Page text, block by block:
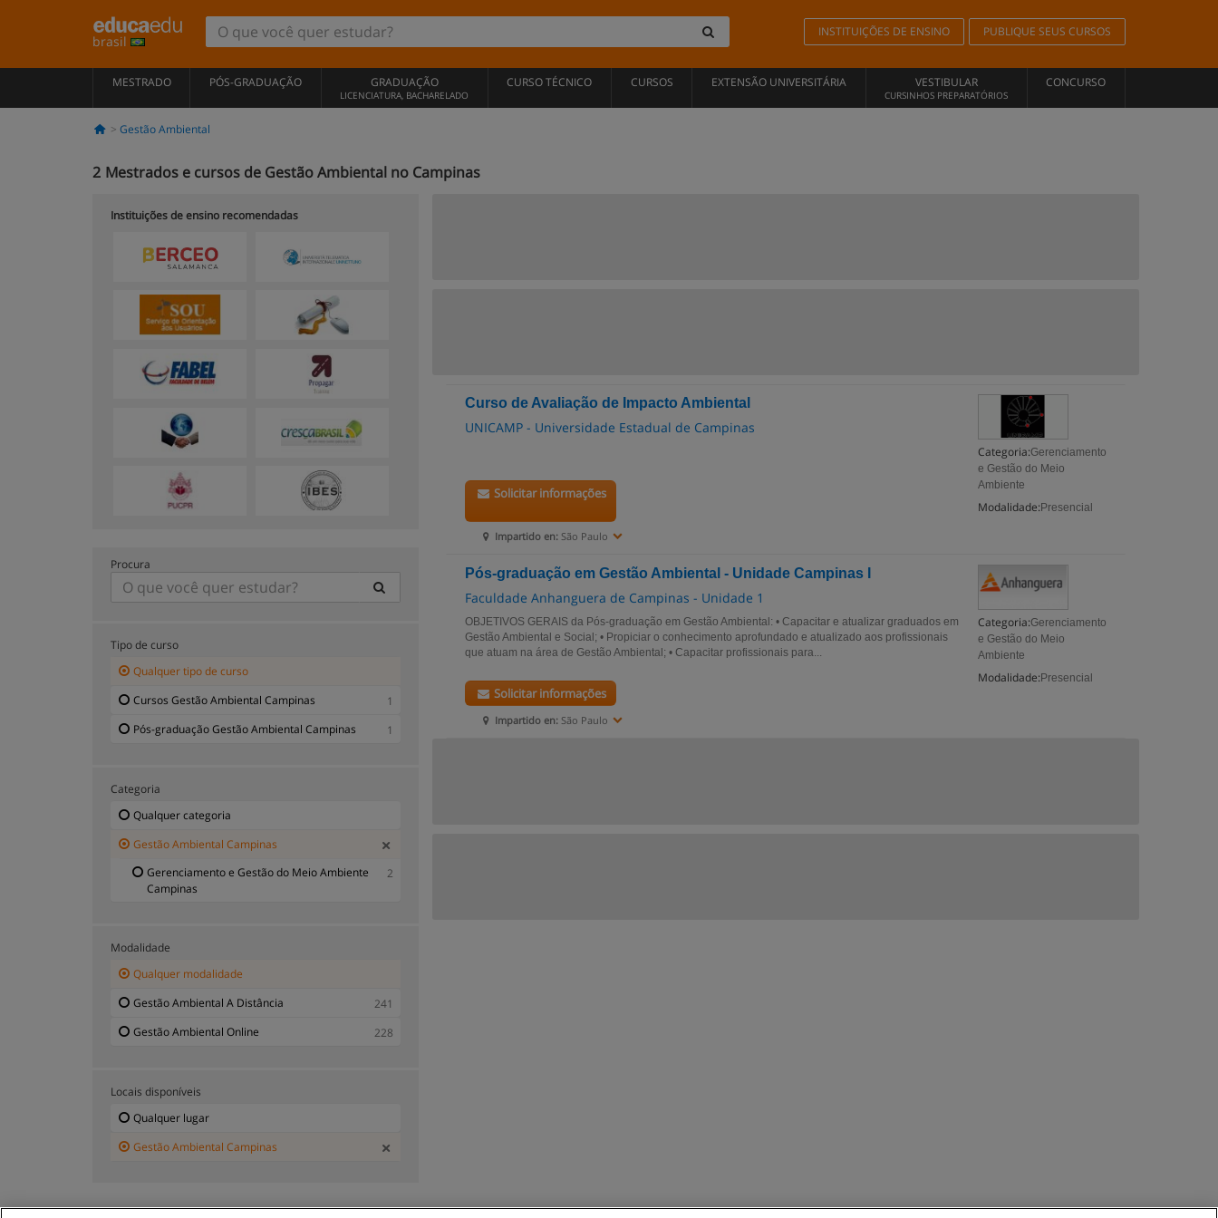
brasil
INSTITUIÇÕES DE ENSINO PUBLIQUE SEUS CURSOS
MESTRADO PÓS-GRADUAÇÃO GRADUAÇÃO
LICENCIATURA, BACHARELADO
CURSO TÉCNICO CURSOS EXTENSÃO UNIVERSITÁRIA VESTIBULAR
CURSINHOS PREPARATÓRIOS
CONCURSO
Gestão Ambiental
2 Mestrados e cursos de Gestão Ambiental no Campinas
Curso de Avaliação de Impacto Ambiental
UNICAMP - Universidade Estadual de Campinas
Categoria:Gerenciamento
e Gestão do Meio
Ambiente
Modalidade: Presencial
Impartido en: São Paulo
Solicitar informações
Pós-graduação em Gestão Ambiental - Unidade Campinas I
Faculdade Anhanguera de Campinas - Unidade 1
Categoria:Gerenciamento
e Gestão do Meio
Ambiente
Modalidade: Presencial
OBJETIVOS GERAIS da Pós-graduação em Gestão Ambiental: • Capacitar e atualizar graduados em
Gestão Ambiental e Social; • Propiciar o conhecimento aprofundado e atualizado aos profissionais
que atuam na área de Gestão Ambiental; • Capacitar profissionais para...
Impartido en: São Paulo
Solicitar informações
Instituições de ensino recomendadas
Procura
Tipo de curso
Qualquer tipo de curso
Cursos Gestão Ambiental Campinas
1
Pós-graduação Gestão Ambiental Campinas
1
Categoria
Qualquer categoria
Gestão Ambiental Campinas
Gerenciamento e Gestão do Meio Ambiente
Campinas
2
Modalidade
Qualquer modalidade
Gestão Ambiental A Distância
241
Gestão Ambiental Online
228
Locais disponíveis
Qualquer lugar
Gestão Ambiental Campinas